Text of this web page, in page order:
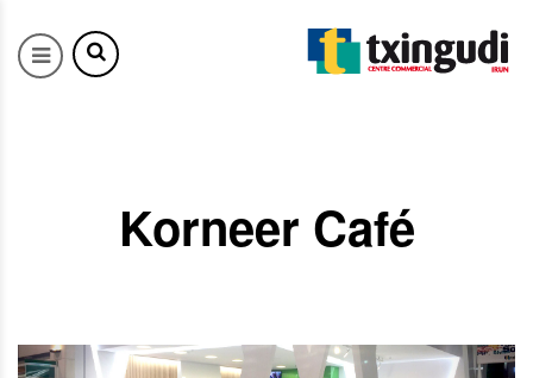
Korneer Café
Previous Next